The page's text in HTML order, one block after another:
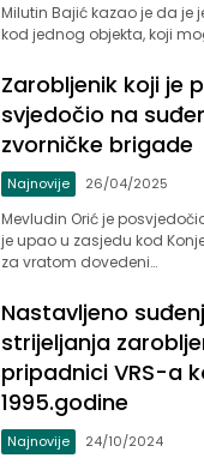
Milutin Bajić kazao je da je
kod jednog objekta, koji
Zarobljenik koji je
svjedočio na
zvorničke brigade
Najnovije 26/04/2025
Mevludin Orić je
je upao u zasjedu kod
za vratom dovedeni…
Nastavljeno
strijeljanja
pripadnici VRS-a
1995.godine
Najnovije 24/10/2024